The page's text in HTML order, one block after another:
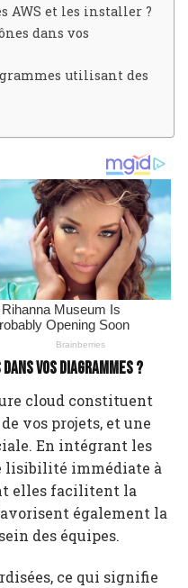
AWS et les installer ?
dans vos
utilisant des
vos diagrammes ?
cloud constituent
vos projets, et une
En intégrant les
lisibilité immédiate à
elles facilitent la
également la
des équipes.
ce qui signifie